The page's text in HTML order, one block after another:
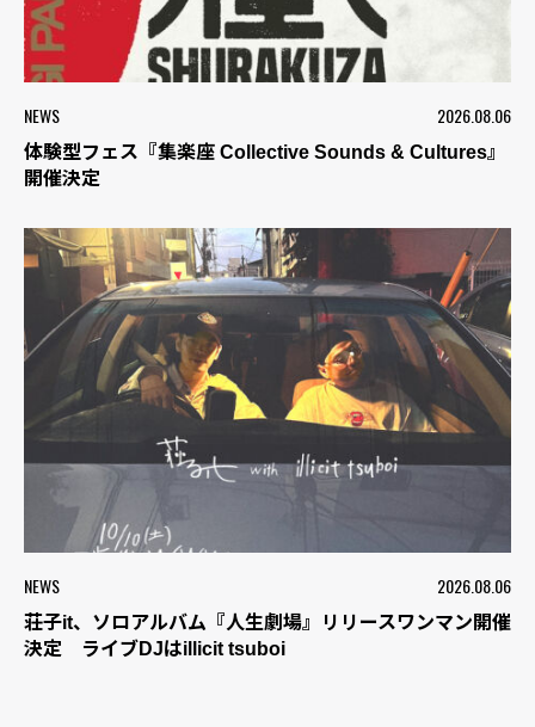
NEWS 2026.08.06
体験型フェス『集楽座 Collective Sounds & Cultures』
開催決定
NEWS 2026.08.06
荘子it、ソロアルバム『人生劇場』リリースワンマン開催
決定 ライブDJはillicit tsuboi